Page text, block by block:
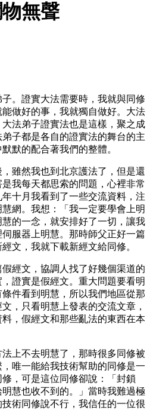
無聲
。證實大法需要時，我就與同修
做好的事，我就獨自做好。大法
法弟子證實法也是這樣，聚之成
子都是各自的證實法的舞台的主
默的配合著我們的整體。
雖然我也到北京護法了，但是還
我每天都思索的問題，心裡非常
十月我看到了一些交流資料，注
網。我想：「我一定要學會上明
的一念，就安排好了一切，讓我
服器上明慧。那時師父正好一篇
文，我就下載新經文給同修。
經文，協調人找了好幾個渠道的
證實是假經文。重大問題要看明
件看到明慧，所以我們地區從那
，只看明慧上發表的交流文章，
，假經文和那些亂法的東西在本
上不去明慧了，那時很多同修被
唯一能給我技術幫助的同修是一
，可是這位同修卻說：「封鎖
慧也收不到的。」當時我難過極
術同修說不行，我信任的一位很